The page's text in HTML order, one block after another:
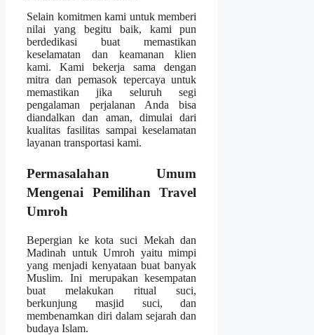
Selain komitmen kami untuk memberi
nilai yang begitu baik, kami pun
berdedikasi buat memastikan
keselamatan dan keamanan klien
kami. Kami bekerja sama dengan
mitra dan pemasok tepercaya untuk
memastikan jika seluruh segi
pengalaman perjalanan Anda bisa
diandalkan dan aman, dimulai dari
kualitas fasilitas sampai keselamatan
layanan transportasi kami.
Permasalahan Umum
Mengenai Pemilihan Travel
Umroh
Bepergian ke kota suci Mekah dan
Madinah untuk Umroh yaitu mimpi
yang menjadi kenyataan buat banyak
Muslim. Ini merupakan kesempatan
buat melakukan ritual suci,
berkunjung masjid suci, dan
membenamkan diri dalam sejarah dan
budaya Islam.